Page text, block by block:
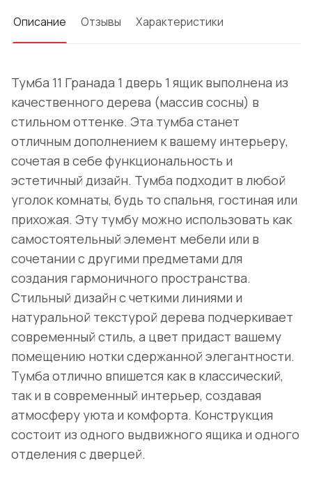
Описание Отзывы Характеристики
Тумба 11 Гранада 1 дверь 1 ящик выполнена из
качественного дерева (массив сосны) в
стильном оттенке. Эта тумба станет
отличным дополнением к вашему интерьеру,
сочетая в себе функциональность и
эстетичный дизайн. Тумба подходит в любой
уголок комнаты, будь то спальня, гостиная или
прихожая. Эту тумбу можно использовать как
самостоятельный элемент мебели или в
сочетании с другими предметами для
создания гармоничного пространства.
Стильный дизайн с четкими линиями и
натуральной текстурой дерева подчеркивает
современный стиль, а цвет придаст вашему
помещению нотки сдержанной элегантности.
Тумба отлично впишется как в классический,
так и в современный интерьер, создавая
атмосферу уюта и комфорта. Конструкция
состоит из одного выдвижного ящика и одного
отделения с дверцей.